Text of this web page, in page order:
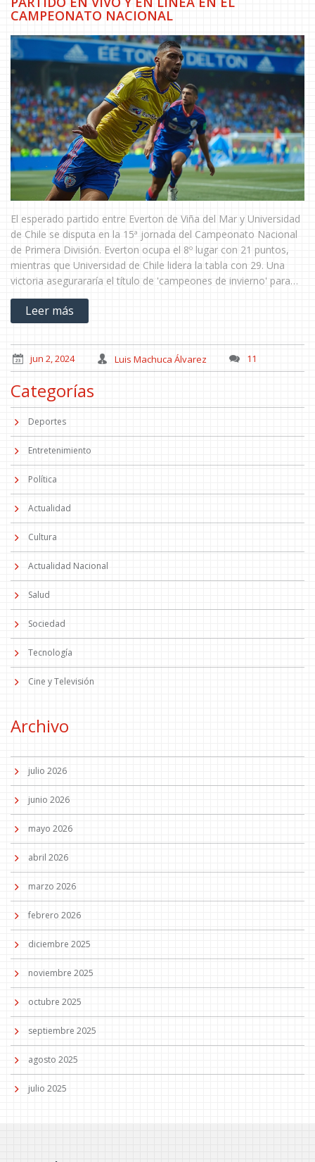
CAMPEONATO NACIONAL
El esperado partido entre Everton de Viña del Mar y Universidad
de Chile se disputa en la 15ª jornada del Campeonato Nacional
de Primera División. Everton ocupa el 8º lugar con 21 puntos,
mientras que Universidad de Chile lidera la tabla con 29. Una
victoria asegurararía el título de 'campeones de invierno' para
los 'azules'. Sigue el minuto a minuto del encuentro aquí.
Leer más
jun 2, 2024 Luis Machuca Álvarez 11
Categorías
Deportes
Entretenimiento
Política
Actualidad
Cultura
Actualidad Nacional
Salud
Sociedad
Tecnología
Cine y Televisión
Archivo
julio 2026
junio 2026
mayo 2026
abril 2026
marzo 2026
febrero 2026
diciembre 2025
noviembre 2025
octubre 2025
septiembre 2025
agosto 2025
julio 2025